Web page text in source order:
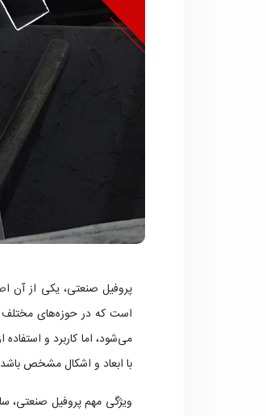
پروفیل صنعتی، یکی از
است که در حوزه‌های مختلف
می‌شود، اما کاربرد و
با ابعاد و اشکال مشخص
ویژگی مهم پروفیل صنعتی،